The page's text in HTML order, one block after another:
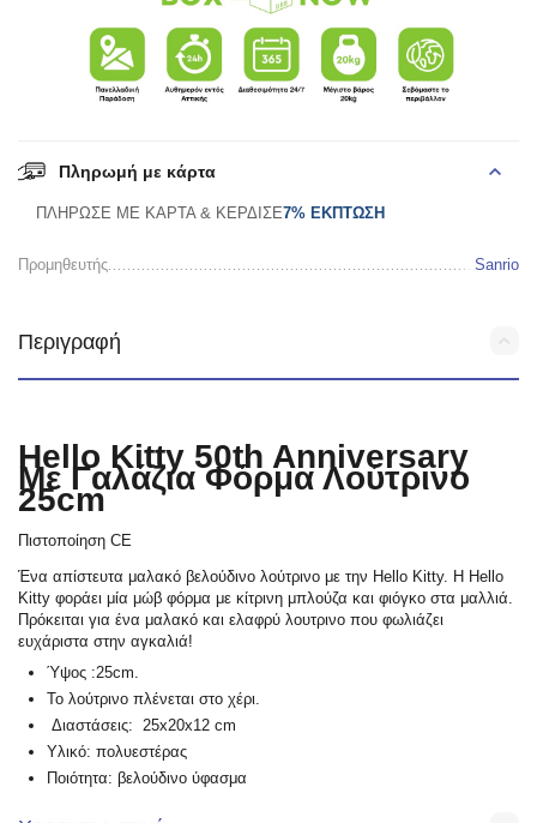
Πληρωμή με κάρτα
ΠΛΗΡΩΣΕ ΜΕ ΚΑΡΤΑ & ΚΕΡΔΙΣΕ7% ΕΚΠΤΩΣΗ
Προμηθευτής Sanrio
Περιγραφή
Hello Kitty 50th Anniversary
Με Γαλάζια Φόρμα Λούτρινο
25cm
Πιστοποίηση CE
Ένα απίστευτα μαλακό βελούδινο λούτρινο με την Hello Kitty. Η Hello
Kitty φοράει μία μώβ φόρμα με κίτρινη μπλούζα και φιόγκο στα μαλλιά.
Πρόκειται για ένα μαλακό και ελαφρύ λουτρινο που φωλιάζει
ευχάριστα στην αγκαλιά!
Ύψος :25cm.
Το λούτρινο πλένεται στο χέρι.
Διαστάσεις: 25x20x12 cm
Υλικό: πολυεστέρας
Ποιότητα: βελούδινο ύφασμα